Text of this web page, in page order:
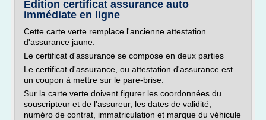
Edition certificat assurance auto
immédiate en ligne
Cette carte verte remplace l'ancienne attestation
d'assurance jaune.
Le certificat d'assurance se compose en deux parties
Le certificat d'assurance, ou attestation d'assurance est
un coupon à mettre sur le pare-brise.
Sur la carte verte doivent figurer les coordonnées du
souscripteur et de l'assureur, les dates de validité,
numéro de contrat, immatriculation et marque du véhicule